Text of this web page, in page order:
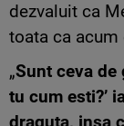
dezvaluit ca
toata ca acum
„Sunt ceva de
tu cum esti?’